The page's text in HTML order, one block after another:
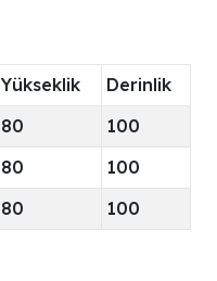
Yükseklik
Derinlik
80
100
80
100
80 100